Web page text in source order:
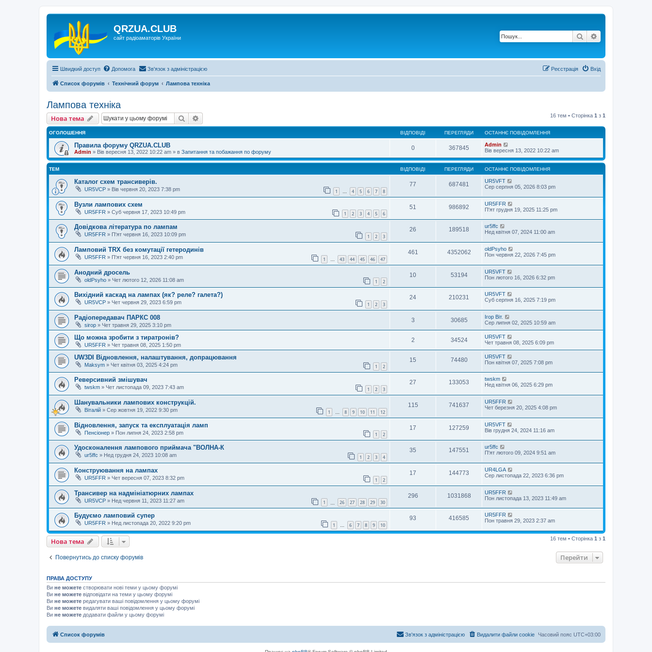
QRZUA.CLUB
сайт радіоаматорів України Пошук
Швидкий доступ Допомога Зв'язок з адміністрацією Вхід
Реєстрація
Список форумів Технічний форум Лампова техніка
Лампова техніка
Нова тема Пошук 16 тем • Сторінка 1 з 1
ОГОЛОШЕННЯ ВІДПОВІДІ ПЕРЕГЛЯДИ ОСТАННЄ ПОВІДОМЛЕННЯ
Правила форуму QRZUA.CLUB
Admin » Вів вересня 13, 2022 10:22 am » в Запитання та побажання по форуму
0 367845
Admin
Вів вересня 13, 2022 10:22 am
ТЕМ ВІДПОВІДІ ПЕРЕГЛЯДИ ОСТАННЄ ПОВІДОМЛЕННЯ
Каталог схем трансиверів.
UR5VCP » Вів червня 20, 2023 7:38 pm 1 … 4 5 6 7 8
77 687481
UR5VFT
Сер серпня 05, 2026 8:03 pm
Вузли лампових схем
UR5FFR » Суб червня 17, 2023 10:49 pm 1 2 3 4 5 6
51 986892
UR5FFR
П'ят грудня 19, 2025 11:25 pm
Довідкова література по лампам
UR5FFR » П'ят червня 16, 2023 10:09 pm 1 2 3
26 189518
ur5ffc
Нед квітня 07, 2024 11:00 am
Ламповий TRX без комутації гетеродинів
UR5FFR » П'ят червня 16, 2023 2:40 pm 1 … 43 44 45 46 47
461 4352062
oldPsyho
Пон червня 22, 2026 7:45 pm
Анодний дросель
oldPsyho » Чет лютого 12, 2026 11:08 am 1 2
10 53194
UR5VFT
Пон лютого 16, 2026 6:32 pm
Вихідний каскад на лампах (як? реле? галета?)
UR5VCP » Чет червня 29, 2023 6:59 pm 1 2 3
24 210231
UR5VFT
Суб серпня 16, 2025 7:19 pm
Радіопередавач ПАРКС 008
sirop » Чет травня 29, 2025 3:10 pm
3 30685
Ігор Віт.
Сер липня 02, 2025 10:59 am
Що можна зробити з тиратронів?
UR5FFR » Чет травня 08, 2025 1:50 pm
2 34524
UR5VFT
Чет травня 08, 2025 6:09 pm
UW3DI Відновлення, налаштування, допрацювання
Maksym » Чет квітня 03, 2025 4:24 pm 1 2
15 74480
UR5VFT
Пон квітня 07, 2025 7:08 pm
Реверсивний змішувач
twskm » Чет листопада 09, 2023 7:43 am 1 2 3
27 133053
twskm
Нед квітня 06, 2025 6:29 pm
Шанувальники лампових конструкцій.
Віталій » Сер жовтня 19, 2022 9:30 pm 1 … 8 9 10 11 12
115 741637
UR5FFR
Чет березня 20, 2025 4:08 pm
Відновлення, запуск та експлуатація ламп
Пенсіонер » Пон липня 24, 2023 2:58 pm 1 2
17 127259
UR5VFT
Вів грудня 24, 2024 11:16 am
Удосконалення лампового приймача "ВОЛНА-К
ur5ffc » Нед грудня 24, 2023 10:08 am 1 2 3 4
35 147551
ur5ffc
П'ят лютого 09, 2024 9:51 am
Конструювання на лампах
UR5FFR » Чет вересня 07, 2023 8:32 pm 1 2
17 144773
UR4LGA
Сер листопада 22, 2023 6:36 pm
Трансивер на надмініатюрних лампах
UR5VCP » Нед червня 11, 2023 11:27 am 1 26 27 28 29 30
296 1031868
UR5FFR
Пон листопада 13, 2023 11:49 am
Будуємо ламповий супер
UR5FFR » Нед листопада 20, 2022 9:20 pm 1 … 6 7 8 9 10
93 416585
UR5FFR
Пон травня 29, 2023 2:37 am
Нова тема 16 тем • Сторінка 1 з 1
Повернутись до списку форумів Перейти
ПРАВА ДОСТУПУ
Ви не можете створювати нові теми у цьому форумі
Ви не можете відповідати на теми у цьому форумі
Ви не можете редагувати ваші повідомлення у цьому форумі
Ви не можете видаляти ваші повідомлення у цьому форумі
Ви не можете додавати файли у цьому форумі
Список форумів Часовий пояс UTC+03:00
Видалити файли cookie
Зв'язок з адміністрацією